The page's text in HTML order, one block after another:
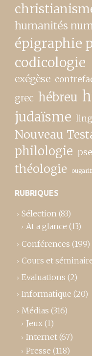
humanités
épigraphie
codicologie
exégèse
grec hébreu
judaïsme
Nouveau
philologie
théologie
RUBRIQUES
Sélection (83)
At a glance (13)
Conférences (199)
Cours et
Evaluations (2)
Informatique (20)
Médias (316)
Jeux (1)
Internet (67)
Presse (118)